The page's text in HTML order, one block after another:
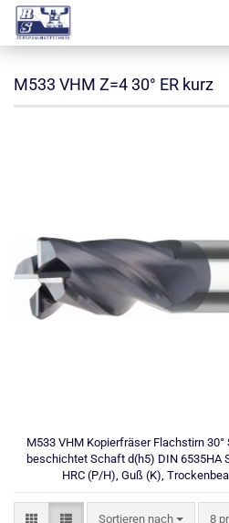
M533 VHM Z=4 30° ER kurz
M533 VHM Kopierfräser Flachstirn
beschichtet Schaft d(h5) DIN 6535HA
HRC (P/H), Guß (K),
Sortieren nach
Sortieren nach 8
pro